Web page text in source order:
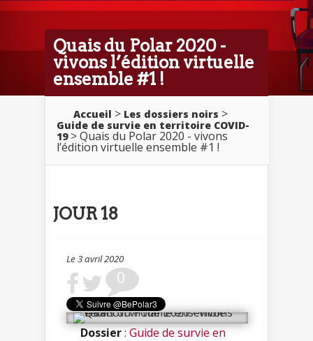
Quais du Polar 2020 -
vivons l’édition virtuelle
ensemble #1 !
Accueil > Les dossiers noirs >
Guide de survie en territoire COVID-
19> Quais du Polar 2020 - vivons
l’édition virtuelle ensemble #1 !
JOUR 18
Le 3 avril 2020
0
Dossier: Guide de survie en